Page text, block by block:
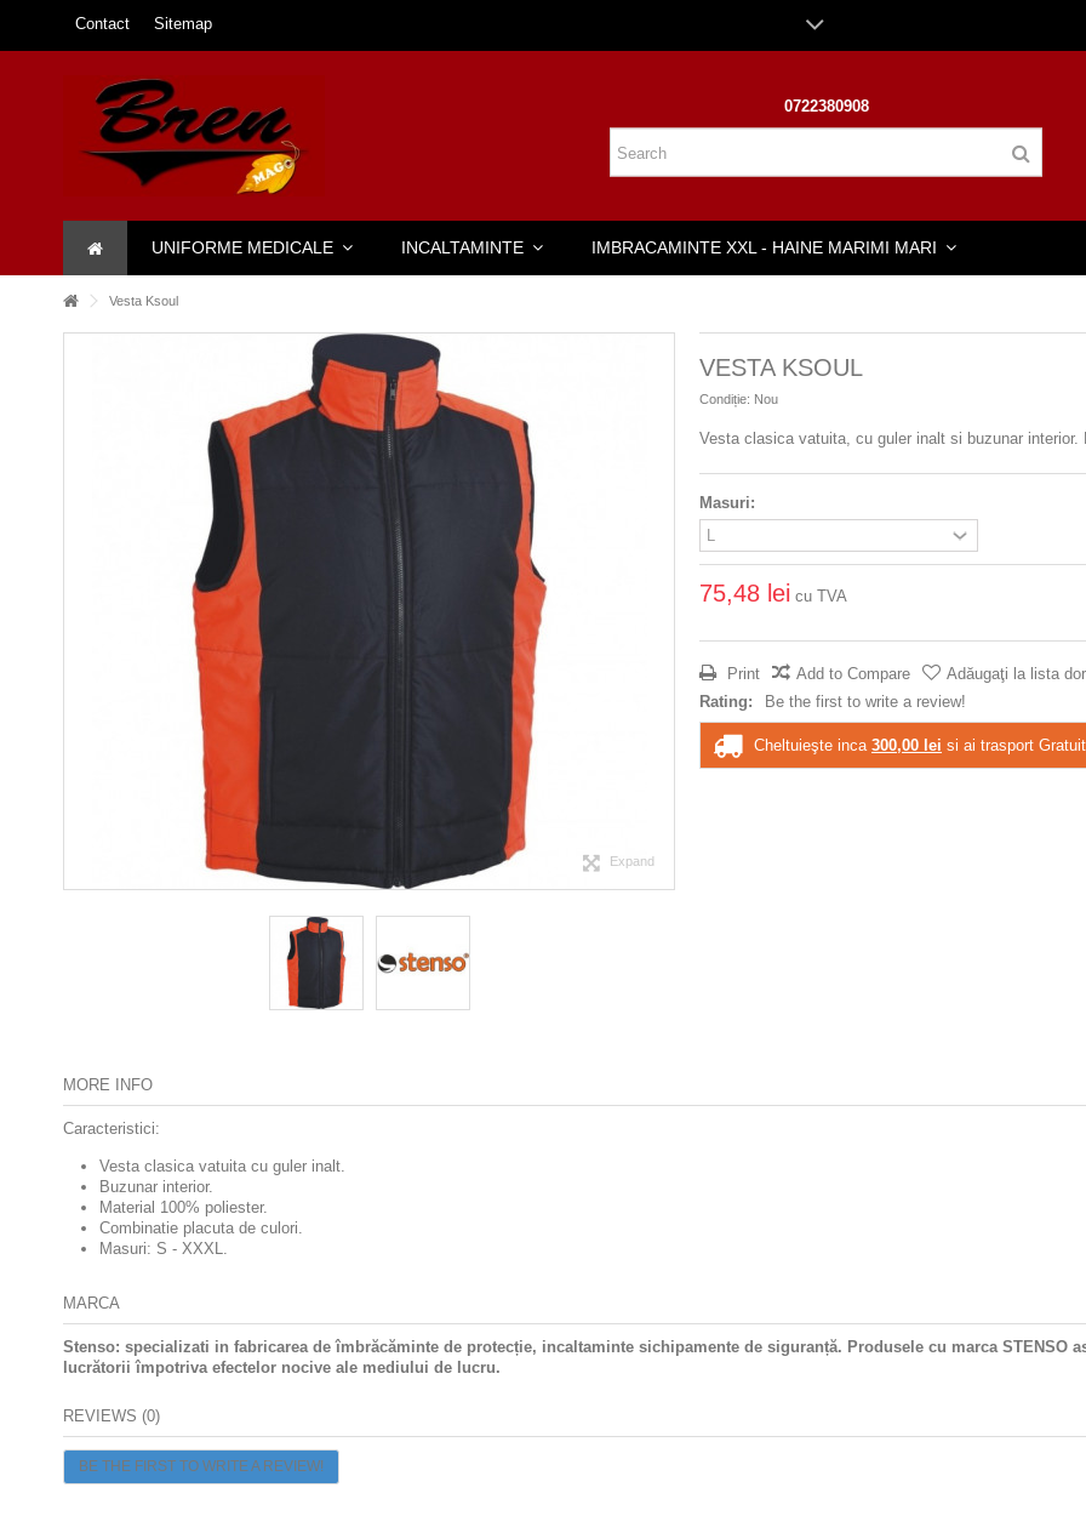
Contact Sitemap
0722380908
UNIFORME MEDICALE INCALTAMINTE IMBRACAMINTE XXL - HAINE MARIMI MARI
Vesta Ksoul
Expand
VESTA KSOUL
Condiție: Nou
Vesta clasica vatuita, cu guler inalt si buzunar interior.
Masuri:
75,48 lei cu TVA
Print Add to Compare
Adăugaţi la lista
Rating:
Be the first to write a review!
Cheltuieşte inca 300,00 lei si ai trasport
MORE INFO
Caracteristici:
Vesta clasica vatuita cu guler inalt.
Buzunar interior.
Material 100% poliester.
Combinatie placuta de culori.
Masuri: S - XXXL.
MARCA
Stenso: specializati in fabricarea de îmbrăcăminte de protecție, incaltaminte sichipamente de siguranță. Produsele cu marca STENSO
lucrătorii împotriva efectelor nocive ale mediului de lucru.
REVIEWS (0)
BE THE FIRST TO WRITE A REVIEW!